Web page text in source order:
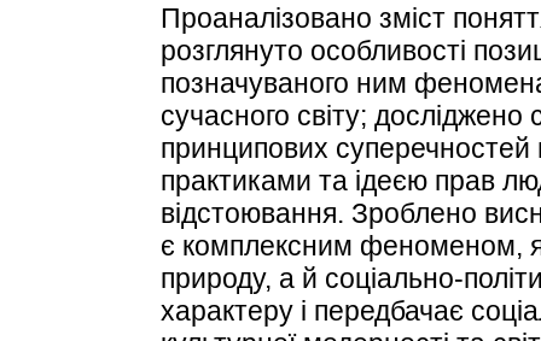
Проаналізовано зміст
розглянуто особливості
позначуваного ним
сучасного світу;
принципових суперечностей
практиками та ідеєю прав
відстоювання. Зроблено
є комплексним феноменом,
природу, а й соціально-
характеру і передбачає